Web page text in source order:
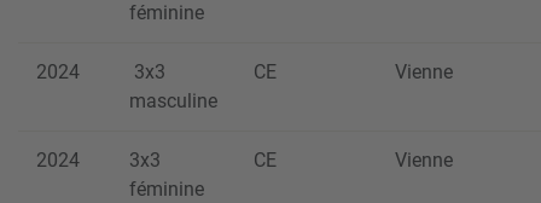
féminine
2024
3x3
masculine
CE Vienne
2024
3x3
féminine
CE Vienne